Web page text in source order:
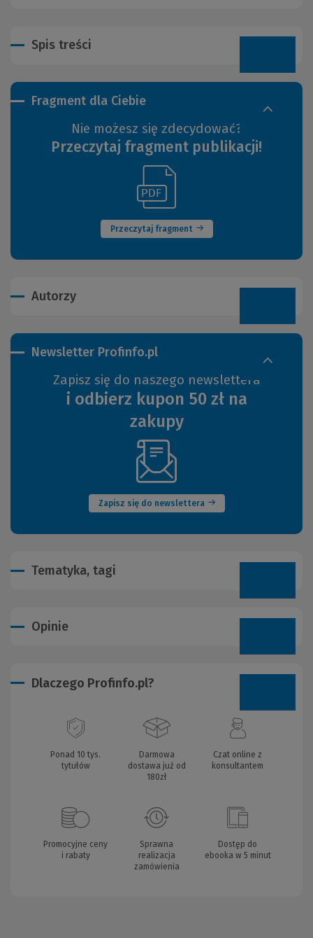
Fragment dla Ciebie
Nie możesz się zdecydować?
Przeczytaj fragment publikacji!
Przeczytaj fragment
(Nowe
okno)
innej
Spis treści
Autorzy
Newsletter Profinfo.pl
Zapisz się do naszego newslettera
i odbierz kupon 50 zł na
zakupy
Zapisz się do newslettera
(Nowe
okno)
Tematyka, tagi
Opinie
Dlaczego Profinfo.pl?
Ponad 10 tys.
tytułów
Darmowa
dostawa już od
180zł
Czat online z
konsultantem
Promocyjne ceny
i rabaty
Sprawna
realizacja
zamówienia
Dostęp do
ebooka w 5 minut